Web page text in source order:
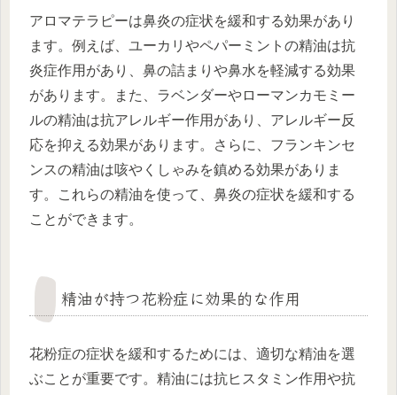
アロマテラピーは鼻炎の症状を緩和する効果があり
ます。例えば、ユーカリやペパーミントの精油は抗
炎症作用があり、鼻の詰まりや鼻水を軽減する効果
があります。また、ラベンダーやローマンカモミー
ルの精油は抗アレルギー作用があり、アレルギー反
応を抑える効果があります。さらに、フランキンセ
ンスの精油は咳やくしゃみを鎮める効果がありま
す。これらの精油を使って、鼻炎の症状を緩和する
ことができます。
精油が持つ花粉症に効果的な作用
花粉症の症状を緩和するためには、適切な精油を選
ぶことが重要です。精油には抗ヒスタミン作用や抗